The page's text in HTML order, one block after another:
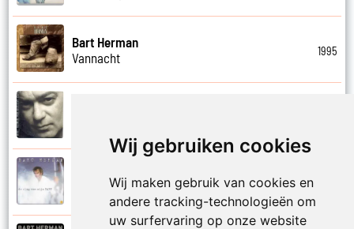
Wij gebruiken cookies
Wij maken gebruik van cookies en
andere tracking-technologieën om
uw surfervaring op onze website
Bart Herman
Vannacht
1995
Bart Herman
Vertrouwelijk